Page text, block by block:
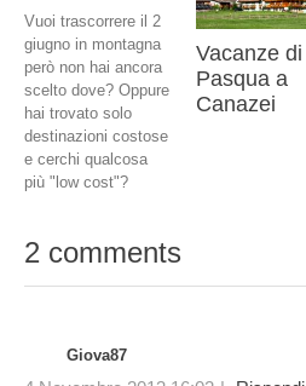
Vuoi trascorrere il 2
giugno in montagna
però non hai ancora
scelto dove? Oppure
hai trovato solo
destinazioni costose
e cerchi qualcosa
più "low cost"?
Vacanze di
Pasqua a
Canazei
2 comments
Giova87